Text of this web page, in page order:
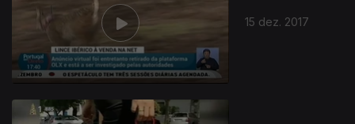
15 dez. 2017
320351